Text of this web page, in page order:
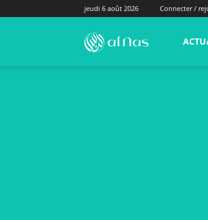
jeudi 6 août 2026 Connecter /
alNas.fr